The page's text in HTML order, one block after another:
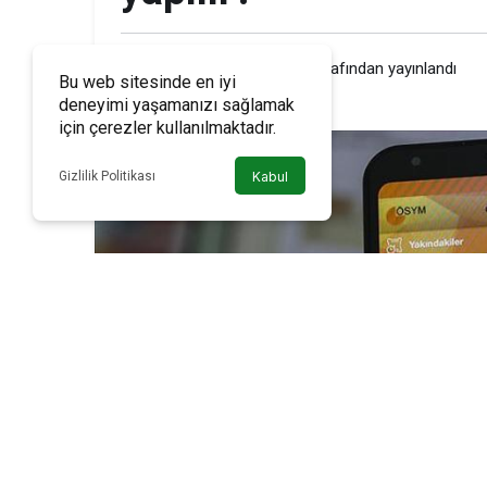
tarafından yayınlandı
Bu web sitesinde en iyi
deneyimi yaşamanızı sağlamak
için çerezler kullanılmaktadır.
Gizlilik Politikası Kabul